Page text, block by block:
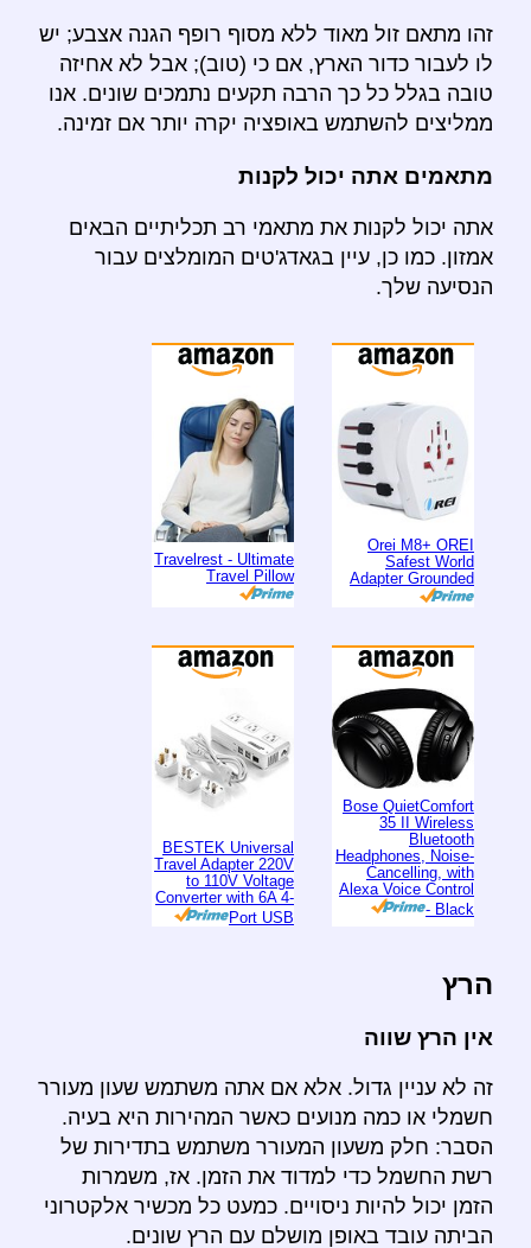
זהו מתאם זול מאוד ללא מסוף רופף הגנה אצבע; יש
לו לעבור כדור הארץ, אם כי (טוב); אבל לא אחיזה
טובה בגלל כל כך הרבה תקעים נתמכים שונים. אנו
ממליצים להשתמש באופציה יקרה יותר אם זמינה.
מתאמים אתה יכול לקנות
אתה יכול לקנות את מתאמי רב תכליתיים הבאים
אמזון. כמו כן, עיין בגאדג'טים המומלצים עבור
הנסיעה שלך.
Orei M8+ OREI
Safest World
Adapter Grounded
Travelrest - Ultimate
Travel Pillow
Bose QuietComfort
35 II Wireless
Bluetooth
Headphones, Noise-
Cancelling, with
Alexa Voice Control
- Black
BESTEK Universal
Travel Adapter 220V
to 110V Voltage
Converter with 6A 4-
Port USB
הרץ
אין הרץ שווה
זה לא עניין גדול. אלא אם אתה משתמש שעון מעורר
חשמלי או כמה מנועים כאשר המהירות היא בעיה.
הסבר: חלק משעון המעורר משתמש בתדירות של
רשת החשמל כדי למדוד את הזמן. אז, משמרות
הזמן יכול להיות ניסויים. כמעט כל מכשיר אלקטרוני
הביתה עובד באופן מושלם עם הרץ שונים.